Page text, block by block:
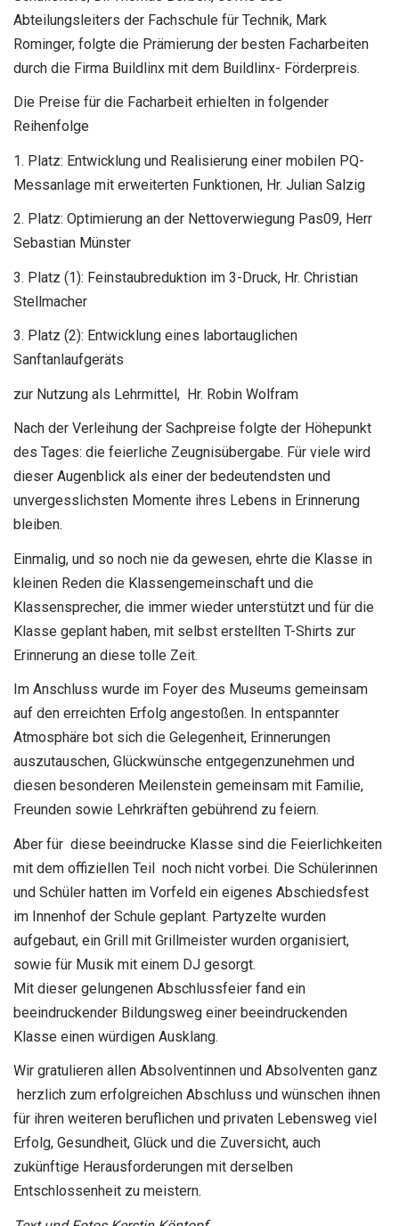
Abteilungsleiters der Fachschule für Technik, Mark
Rominger, folgte die Prämierung der besten Facharbeiten
durch die Firma Buildlinx mit dem Buildlinx- Förderpreis.
Die Preise für die Facharbeit erhielten in folgender
Reihenfolge
1. Platz: Entwicklung und Realisierung einer mobilen PQ-
Messanlage mit erweiterten Funktionen, Hr. Julian Salzig
2. Platz: Optimierung an der Nettoverwiegung Pas09, Herr
Sebastian Münster
3. Platz (1): Feinstaubreduktion im 3-Druck, Hr. Christian
Stellmacher
3. Platz (2): Entwicklung eines labortauglichen
Sanftanlaufgeräts
zur Nutzung als Lehrmittel, Hr. Robin Wolfram
Nach der Verleihung der Sachpreise folgte der Höhepunkt
des Tages: die feierliche Zeugnisübergabe. Für viele wird
dieser Augenblick als einer der bedeutendsten und
unvergesslichsten Momente ihres Lebens in Erinnerung
bleiben.
Einmalig, und so noch nie da gewesen, ehrte die Klasse in
kleinen Reden die Klassengemeinschaft und die
Klassensprecher, die immer wieder unterstützt und für die
Klasse geplant haben, mit selbst erstellten T-Shirts zur
Erinnerung an diese tolle Zeit.
Im Anschluss wurde im Foyer des Museums gemeinsam
auf den erreichten Erfolg angestoßen. In entspannter
Atmosphäre bot sich die Gelegenheit, Erinnerungen
auszutauschen, Glückwünsche entgegenzunehmen und
diesen besonderen Meilenstein gemeinsam mit Familie,
Freunden sowie Lehrkräften gebührend zu feiern.
Aber für diese beeindrucke Klasse sind die Feierlichkeiten
mit dem offiziellen Teil noch nicht vorbei. Die Schülerinnen
und Schüler hatten im Vorfeld ein eigenes Abschiedsfest
im Innenhof der Schule geplant. Partyzelte wurden
aufgebaut, ein Grill mit Grillmeister wurden organisiert,
sowie für Musik mit einem DJ gesorgt.
Mit dieser gelungenen Abschlussfeier fand ein
beeindruckender Bildungsweg einer beeindruckenden
Klasse einen würdigen Ausklang.
Wir gratulieren allen Absolventinnen und Absolventen ganz
herzlich zum erfolgreichen Abschluss und wünschen ihnen
für ihren weiteren beruflichen und privaten Lebensweg viel
Erfolg, Gesundheit, Glück und die Zuversicht, auch
zukünftige Herausforderungen mit derselben
Entschlossenheit zu meistern.